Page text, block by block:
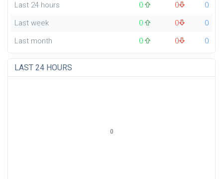
Last 24 hours 0 0
0
Last week
0 0
0
Last month
0 0 0
LAST 24 HOURS
0